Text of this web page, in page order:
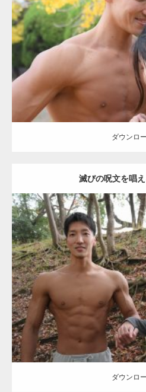
Update:
Category:公園のマッチョ その他
筋
ダウンロ
滅びの呪文を唱
Update:
Category:公園のマッチョ その他
ダウンロード
ダウンロ
【YouTube】
ギネス世界記
【TV】TBS番組
ラスが紹介さ
TOKYO FMラ
で紹介さ…
NHK「所さん
た（6/8放送）